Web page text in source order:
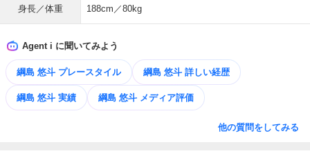
身長／体重 188cm／80kg
Agent i に聞いてみよう
綱島 悠斗 プレースタイル 綱島 悠斗 詳しい経歴
綱島 悠斗 実績 綱島 悠斗 メディア評価
他の質問をしてみる